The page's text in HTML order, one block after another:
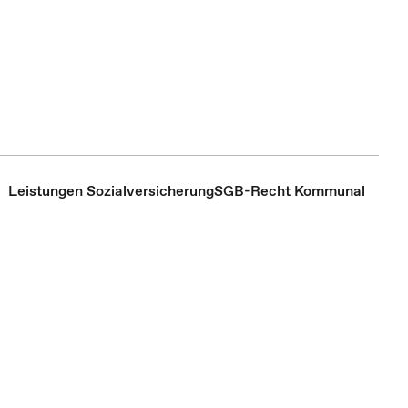
Leistungen SozialversicherungSGB-Recht Kommunal